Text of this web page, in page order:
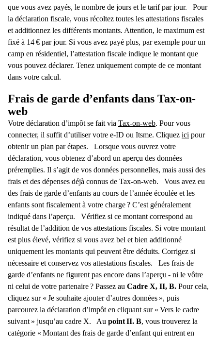
que vous avez payés, le nombre de jours et le tarif par jour.
Pour
la déclaration fiscale, vous récoltez toutes les attestations fiscales
et additionnez les différents montants. Attention, le maximum est
fixé à 14 € par jour. Si vous avez payé plus, par exemple pour un
camp en résidentiel, l’attestation fiscale indique le montant que
vous pouvez déclarer. Tenez uniquement compte de ce montant
dans votre calcul.
Frais de garde d’enfants dans Tax-on-
web
Votre déclaration d’impôt se fait via Tax-on-web. Pour vous
connecter, il suffit d’utiliser votre e-ID ou Itsme. Cliquez ici pour
obtenir un plan par étapes.
Lorsque vous ouvrez votre
déclaration, vous obtenez d’abord un aperçu des données
préremplies. Il s’agit de vos données personnelles, mais aussi des
frais et des dépenses déjà connus de Tax-on-web.
Vous avez eu
des frais de garde d’enfants au cours de l’année écoulée et les
enfants sont fiscalement à votre charge ? C’est généralement
indiqué dans l’aperçu.
Vérifiez si ce montant correspond au
résultat de l’addition de vos attestations fiscales. Si votre montant
est plus élevé, vérifiez si vous avez bel et bien additionné
uniquement les montants qui peuvent être déduits. Corrigez si
nécessaire et conservez vos attestations fiscales.
Les frais de
garde d’enfants ne figurent pas encore dans l’aperçu - ni le vôtre
ni celui de votre partenaire ? Passez au Cadre X, II, B. Pour cela,
cliquez sur « Je souhaite ajouter d’autres données », puis
parcourez la déclaration d’impôt en cliquant sur « Vers le cadre
suivant » jusqu’au cadre X.
Au point II. B, vous trouverez la
catégorie « Montant des frais de garde d’enfant qui entrent en